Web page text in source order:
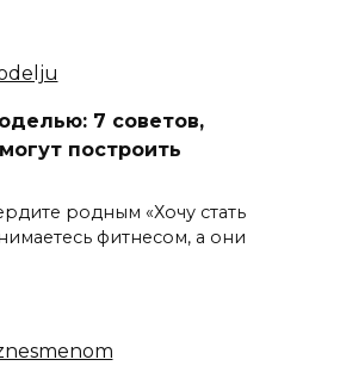
7 советов,
построить
родным «Хочу стать
фитнесом, а они